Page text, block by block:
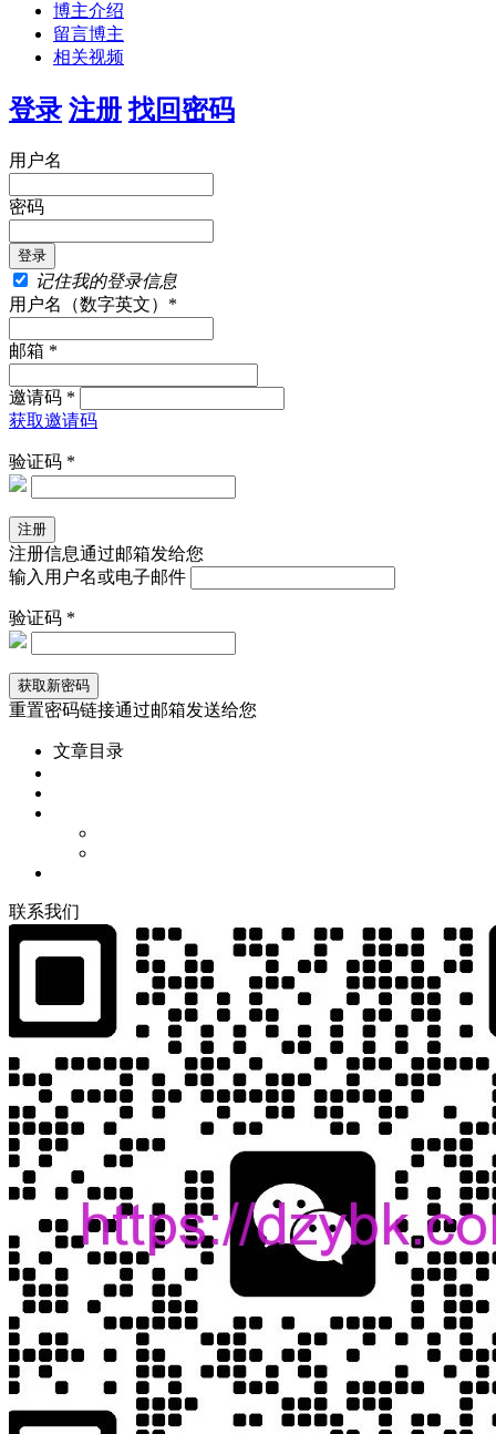
博主介绍
留言博主
相关视频
登录 注册 找回密码
用户名
密码
记住我的登录信息
用户名（数字英文）*
邮箱 *
邀请码 *
获取邀请码
验证码 *
注册信息通过邮箱发给您
输入用户名或电子邮件
验证码 *
重置密码链接通过邮箱发送给您
文章目录
联系我们